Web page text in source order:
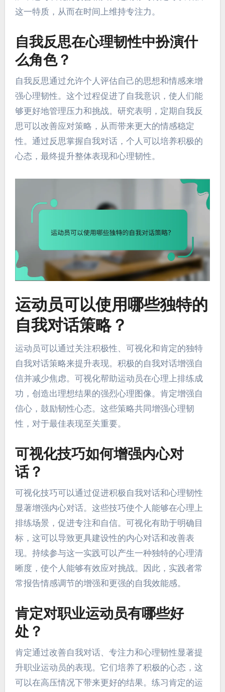
这一特质，从而在时间上维持专注力。
自我反思在心理韧性中扮演什
么角色？
自我反思通过允许个人评估自己的思想和情感来增
强心理韧性。这个过程促进了自我意识，使人们能
够更好地管理压力和挑战。研究表明，定期自我反
思可以改善应对策略，从而带来更大的情感稳定
性。通过反思掌握自我对话，个人可以培养积极的
心态，最终提升整体表现和心理韧性。
运动员可以使用哪些独特的
自我对话策略？
运动员可以通过关注积极性、可视化和肯定的独特
自我对话策略来提升表现。积极的自我对话增强自
信并减少焦虑。可视化帮助运动员在心理上排练成
功，创造出理想结果的强烈心理图像。肯定增强自
信心，鼓励韧性心态。这些策略共同增强心理韧
性，对于最佳表现至关重要。
可视化技巧如何增强内心对
话？
可视化技巧可以通过促进积极自我对话和心理韧性
显著增强内心对话。这些技巧使个人能够在心理上
排练场景，促进专注和自信。可视化有助于明确目
标，这可以导致更具建设性的内心对话和改善表
现。持续参与这一实践可以产生一种独特的心理清
晰度，使个人能够有效应对挑战。因此，实践者常
常报告情感调节的增强和更强的自我效能感。
肯定对职业运动员有哪些好
处？
肯定通过改善自我对话、专注力和心理韧性显著提
升职业运动员的表现。它们培养了积极的心态，这
可以在高压情况下带来更好的结果。练习肯定的运